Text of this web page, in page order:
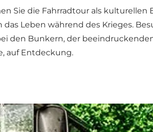
Sie die Fahrradtour als kulturellen
Leben während des Krieges.
den Bunkern, der
auf Entdeckung.